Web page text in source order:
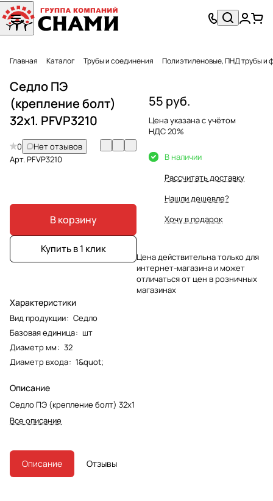
Главная Каталог Трубы и соединения Полиэтиленовые, ПНД трубы и
Седло ПЭ
(крепление болт)
32х1. PFVP3210
0
Нет отзывов
Арт.PFVP3210
В корзину
Купить в 1 клик
Характеристики
Вид продукции: Седло
Базовая единица: шт
Диаметр мм: 32
Диаметр входа: 1&quot;
Описание
Седло ПЭ (крепление болт) 32х1
Все описание
55 руб.
Цена указана с учётом
НДС 20%
В наличии
Рассчитать доставку
Нашли дешевле?
Хочу в подарок
Цена действительна только для
интернет-магазина и может
отличаться от цен в розничных
магазинах
Описание Отзывы